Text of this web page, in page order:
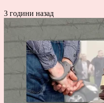
3 години назад